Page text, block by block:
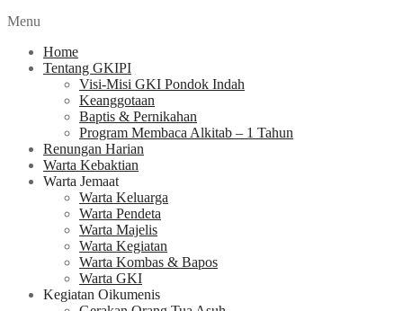
Menu
Home
Tentang GKIPI
Visi-Misi GKI Pondok Indah
Keanggotaan
Baptis & Pernikahan
Program Membaca Alkitab – 1 Tahun
Renungan Harian
Warta Kebaktian
Warta Jemaat
Warta Keluarga
Warta Pendeta
Warta Majelis
Warta Kegiatan
Warta Kombas & Bapos
Warta GKI
Kegiatan Oikumenis